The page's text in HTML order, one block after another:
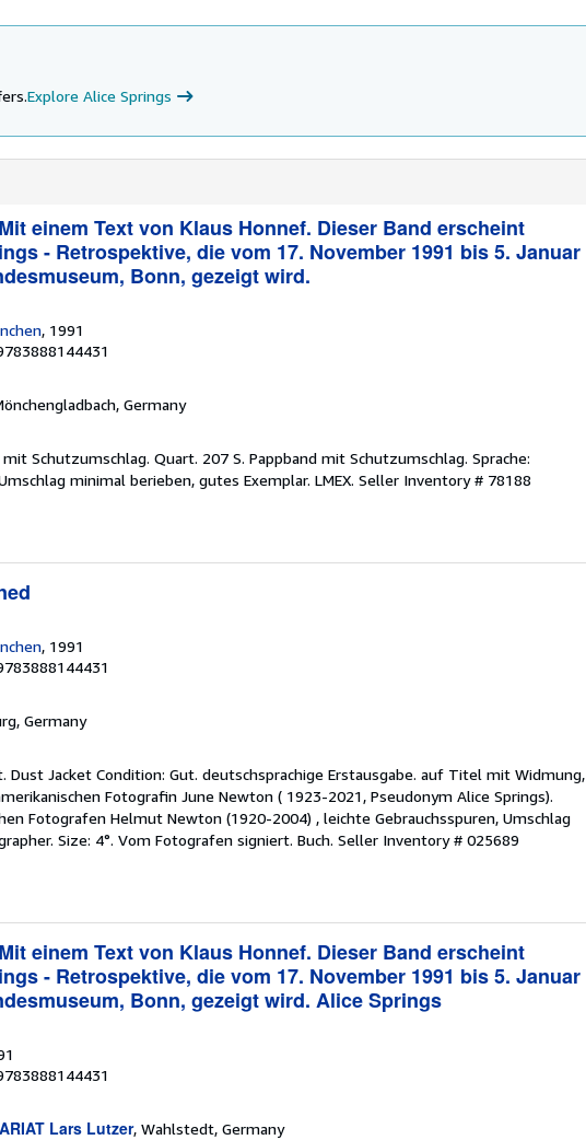
Explore Alice Springs
einem Text von Klaus Honnef. Dieser Band erscheint
- Retrospektive, die vom 17. November 1991 bis 5. Januar
Bonn, gezeigt wird.
, 1991
Germany
Schutzumschlag. Quart. 207 S. Pappband mit Schutzumschlag. Sprache:
minimal berieben, gutes Exemplar. LMEX. Seller Inventory # 78188
, 1991
Germany
Dust Jacket Condition: Gut. deutschsprachige Erstausgabe. auf Titel mit Widmung,
Fotografin June Newton ( 1923-2021, Pseudonym Alice Springs).
Fotografen Helmut Newton (1920-2004) , leichte Gebrauchsspuren, Umschlag
Size: 4°. Vom Fotografen signiert. Buch. Seller Inventory # 025689
einem Text von Klaus Honnef. Dieser Band erscheint
- Retrospektive, die vom 17. November 1991 bis 5. Januar
Bonn, gezeigt wird. Alice Springs
Lars Lutzer, Wahlstedt, Germany